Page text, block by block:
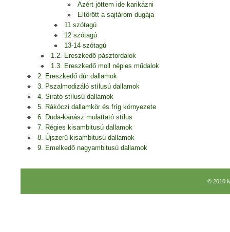
Azért jöttem ide karikázni
Eltörött a sajtárom dugája
11 szótagú
12 szótagú
13-14 szótagú
1.2. Ereszkedő pásztordalok
1.3. Ereszkedő moll népies műdalok
2. Ereszkedő dúr dallamok
3. Pszalmodizáló stílusú dallamok
4. Sirató stílusú dallamok
5. Rákóczi dallamkör és fríg környezete
6. Duda-kanász mulattató stílus
7. Régies kisambitusú dallamok
8. Újszerű kisambitusú dallamok
9. Emelkedő nagyambitusú dallamok
© 2010